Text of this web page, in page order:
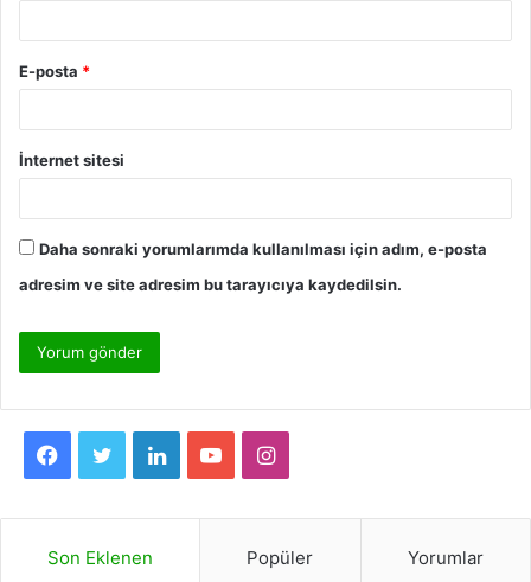
E-posta *
İnternet sitesi
Daha sonraki yorumlarımda kullanılması için adım, e-posta
adresim ve site adresim bu tarayıcıya kaydedilsin.
c
i
L
I
s
Son Eklenen Popüler Yorumlar